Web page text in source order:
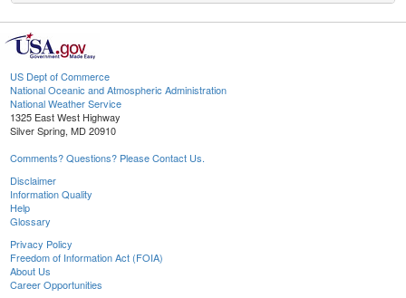
US Dept of Commerce
National Oceanic and Atmospheric Administration
National Weather Service
1325 East West Highway
Silver Spring, MD 20910
Comments? Questions? Please Contact Us.
Disclaimer
Information Quality
Help
Glossary
Privacy Policy
Freedom of Information Act (FOIA)
About Us
Career Opportunities